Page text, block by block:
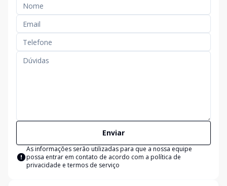
Enviar
As informações serão utilizadas para que a nossa equipe
possa entrar em contato de acordo com a política de
privacidade e termos de serviço